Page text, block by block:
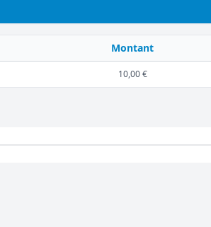
Montant
10,00 €